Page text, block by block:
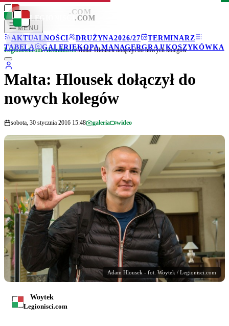
LEGIONISCI .COM
MENU
AKTUALNOŚCI
DRUŻYNA2026/27
TERMINARZ
TABELA
GALERIEKOPA MANAGERGRAJ!KOSZYKÓWKA
LEGIONISCI .COM
Legionisci.com/Aktualności/Malta: Hlousek dołączył do nowych kolegów
Malta: Hlousek dołączył do
nowych kolegów
sobota, 30 stycznia 2016 15:48 galeria wideo
Adam Hlousek - fot. Woytek / Legionisci.com
Woytek
Legionisci.com